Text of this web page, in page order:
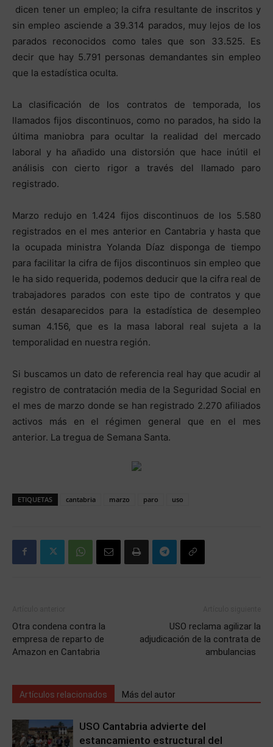
dicen tener un empleo; la cifra resultante de inscritos y
sin empleo asciende a 39.314 parados, muy lejos de los
parados reconocidos como tales que son 33.525. Es
decir que hay 5.791 personas demandantes sin empleo
que la estadística oculta.
La clasificación de los contratos de temporada, los
llamados fijos discontinuos, como no parados, ha sido la
última maniobra para ocultar la realidad del mercado
laboral y ha añadido una distorsión que hace inútil el
análisis con cierto rigor a través del llamado paro
registrado.
Marzo redujo en 1.424 fijos discontinuos de los 5.580
registrados en el mes anterior en Cantabria y hasta que
la ocupada ministra Yolanda Díaz disponga de tiempo
para facilitar la cifra de fijos discontinuos sin empleo que
le ha sido requerida, podemos deducir que la cifra real de
trabajadores parados con este tipo de contratos y que
están desaparecidos para la estadística de desempleo
suman 4.156, que es la masa laboral real sujeta a la
temporalidad en nuestra región.
Si buscamos un dato de referencia real hay que acudir al
registro de contratación media de la Seguridad Social en
el mes de marzo donde se han registrado 2.270 afiliados
activos más en el régimen general que en el mes
anterior. La tregua de Semana Santa.
ETIQUETAS cantabria marzo paro uso
Otra condena contra la
empresa de reparto de
Amazon en Cantabria
USO reclama agilizar la
adjudicación de la contrata de
ambulancias
Artículos relacionados Más del autor
USO Cantabria advierte del
estancamiento estructural del